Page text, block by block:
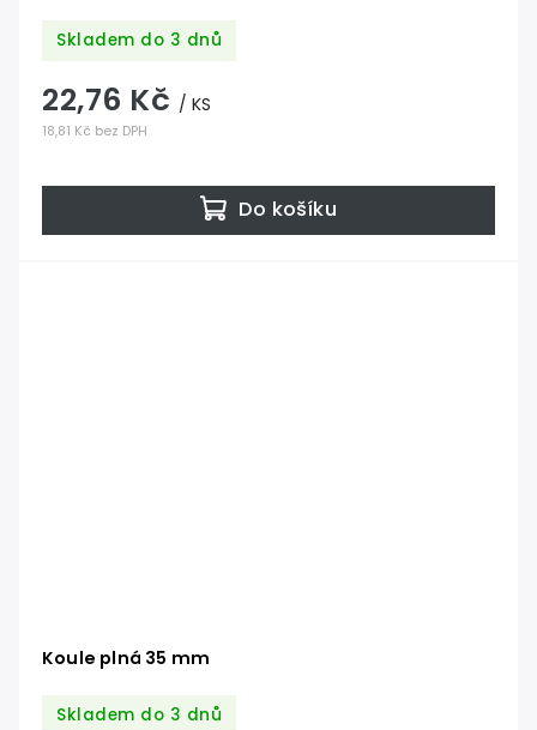
Skladem do 3 dnů
18,81 Kč bez DPH
22,76 Kč / KS
Do košíku
Koule plná 35 mm
Skladem do 3 dnů